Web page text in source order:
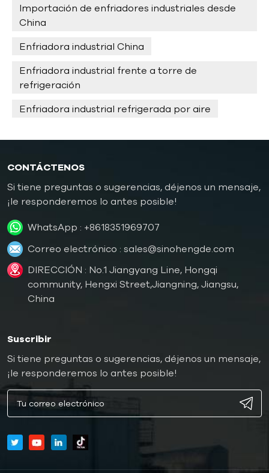
Importación de enfriadores industriales desde
China
Enfriadora industrial China
Enfriadora industrial frente a torre de
refrigeración
Enfriadora industrial refrigerada por aire
CONTÁCTENOS
Si tiene preguntas o sugerencias, déjenos un mensaje,
¡le responderemos lo antes posible!
WhatsApp : +8618351969707
Correo electrónico : sales@sinohengde.com
DIRECCIÓN : No.1 Jiangyang Line, Hongqi
community, Hengxi Street,Jiangning, Jiangsu,
China
Suscribir
Si tiene preguntas o sugerencias, déjenos un mensaje,
¡le responderemos lo antes posible!